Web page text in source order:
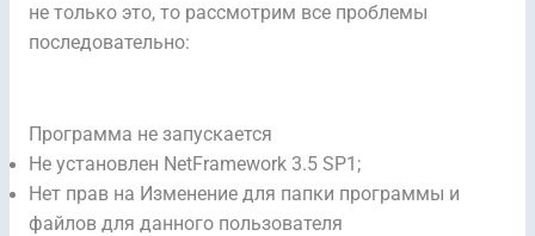
не только это, то рассмотрим все проблемы
последовательно:
Программа не запускается
Не установлен NetFramework 3.5 SP1;
Нет прав на Изменение для папки программы и
файлов для данного пользователя